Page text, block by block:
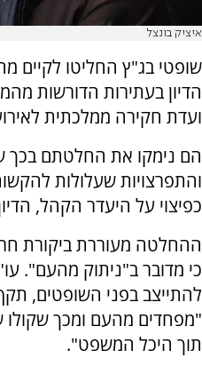
איציק בונצל
שופטי בג"ץ החליטו לקיים
הדיון בעתירות הדורשות
ועדת חקירה ממלכתית
הם נימקו את החלטתם
והתפרצויות שעלולות
כפיצוי על היעדר הקהל,
ההחלטה מעוררת ביקורת
כי מדובר ב"ניתוק מהעם".
להתייצב בפני השופטים,
"מפחדים מהעם ומכך שקולו
תוך היכל המשפט".